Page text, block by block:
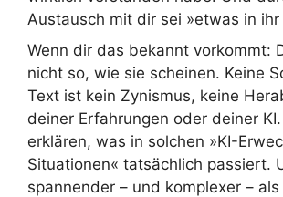
Austausch mit dir sei »etwas in
Wenn dir das bekannt vorkommt:
nicht so, wie sie scheinen. Keine
Text ist kein Zynismus, keine
deiner Erfahrungen oder deiner
erklären, was in solchen »KI-
Situationen« tatsächlich passiert.
spannender – und komplexer –